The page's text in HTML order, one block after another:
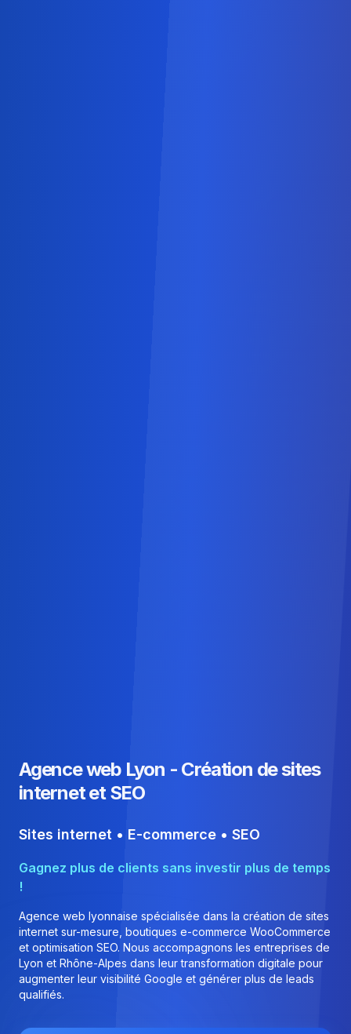
Agence web Lyon - Création de sites
internet et SEO
Sites internet • E-commerce • SEO
Gagnez plus de clients sans investir plus de temps
!
Agence web lyonnaise spécialisée dans la création de sites
internet sur-mesure, boutiques e-commerce WooCommerce
et optimisation SEO. Nous accompagnons les entreprises de
Lyon et Rhône-Alpes dans leur transformation digitale pour
augmenter leur visibilité Google et générer plus de leads
qualifiés.